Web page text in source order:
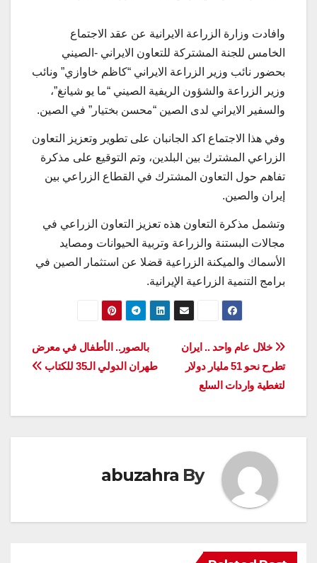
وافادت وزارة الزراعة الايرانية عن عقد الاجتماع
الخامس للجنة المشتركة للتعاون الايراني -الصيني
بحضور نائب وزير الزراعة الايراني “كاظم خاوازي” ونائب
وزير الزراعة والشؤون الريفية الصيني “ما يو شيانغ”،
والسفير الايراني لدى الصين “محسن بختيار” في الصين.
وفي هذا الاجتماع اكد الجانبان على تطوير وتعزيز التعاون
الزراعي المشترك بين البلدين، وتم التوقيع على مذكرة
تفاهم حول التعاون المشترك في القطاع الزراعي بين
إيران والصين.
وتشمل مذكرة التعاون هذه تعزيز التعاون الزراعي في
مجالات البستنة والزراعة وتربية الحيوانات ومصايد
الأسماك والميكنة الزراعية قضلا عن استثمار الصين في
برامج التنمية الزراعية الإيرانية.
تصفّح
المقالات
بالصور.. الأطفال في معرض
طهران الدولي الـ35 للكتاب
خلال عام واحد .. ايران
تطرح نحو 51 مليار دولار
لتغطية واردات السلع
By
abuzahra